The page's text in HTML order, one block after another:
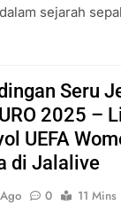
sejarah
Seru
2025 –
UEFA
di Jalalive
0
11 Mins